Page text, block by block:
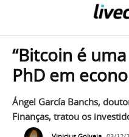
“Bitcoin é
PhD em
Ángel García Banchs,
Finanças, tratou os